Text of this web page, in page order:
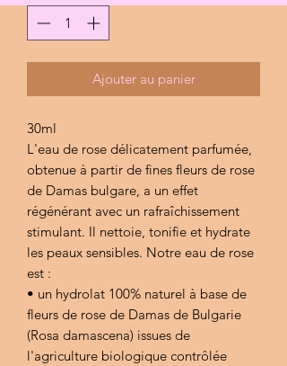
Ajouter au panier
30ml
L'eau de rose délicatement parfumée,
obtenue à partir de fines fleurs de rose
de Damas bulgare, a un effet
régénérant avec un rafraîchissement
stimulant. Il nettoie, tonifie et hydrate
les peaux sensibles. Notre eau de rose
est :
• un hydrolat 100% naturel à base de
fleurs de rose de Damas de Bulgarie
(Rosa damascena) issues de
l'agriculture biologique contrôlée